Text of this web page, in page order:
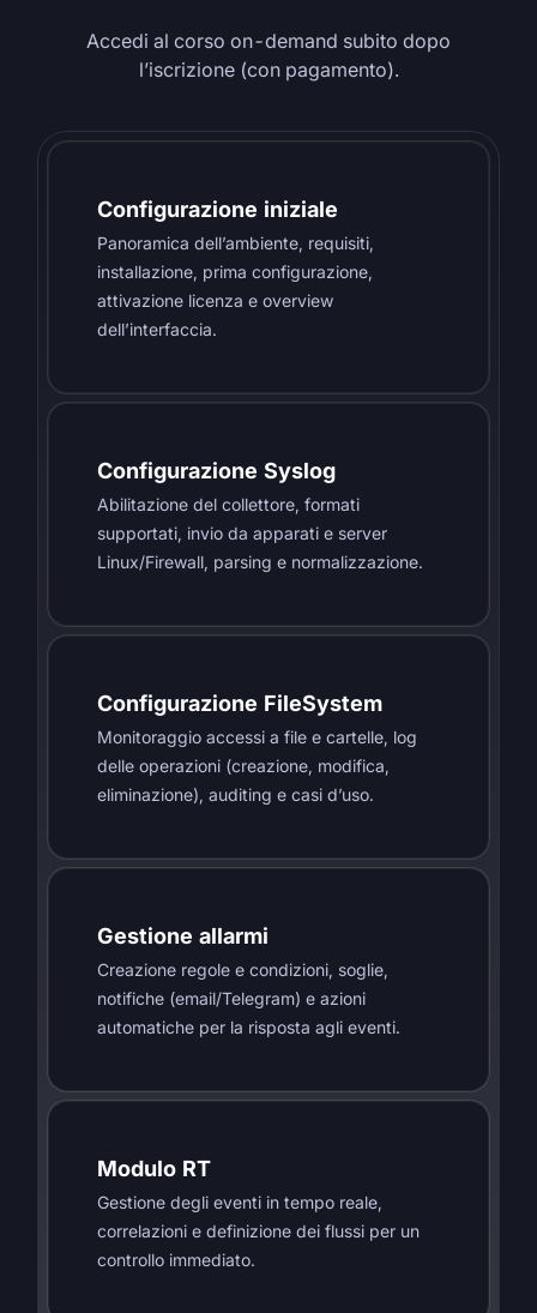
Accedi al corso on-demand subito dopo
l’iscrizione (con pagamento).
Configurazione iniziale
Panoramica dell’ambiente, requisiti,
installazione, prima configurazione,
attivazione licenza e overview
dell’interfaccia.
Configurazione Syslog
Abilitazione del collettore, formati
supportati, invio da apparati e server
Linux/Firewall, parsing e normalizzazione.
Configurazione FileSystem
Monitoraggio accessi a file e cartelle, log
delle operazioni (creazione, modifica,
eliminazione), auditing e casi d’uso.
Gestione allarmi
Creazione regole e condizioni, soglie,
notifiche (email/Telegram) e azioni
automatiche per la risposta agli eventi.
Modulo RT
Gestione degli eventi in tempo reale,
correlazioni e definizione dei flussi per un
controllo immediato.